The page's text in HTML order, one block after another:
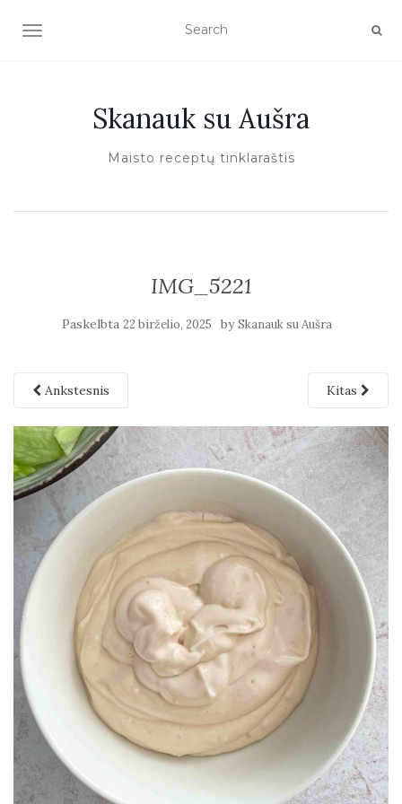
TOGGLE NAVIGATION
Skanauk su Aušra
Maisto receptų tinklaraštis
IMG_5221
Paskelbta 22 birželio, 2025 bySkanauk su Aušra
Ankstesnis Kitas